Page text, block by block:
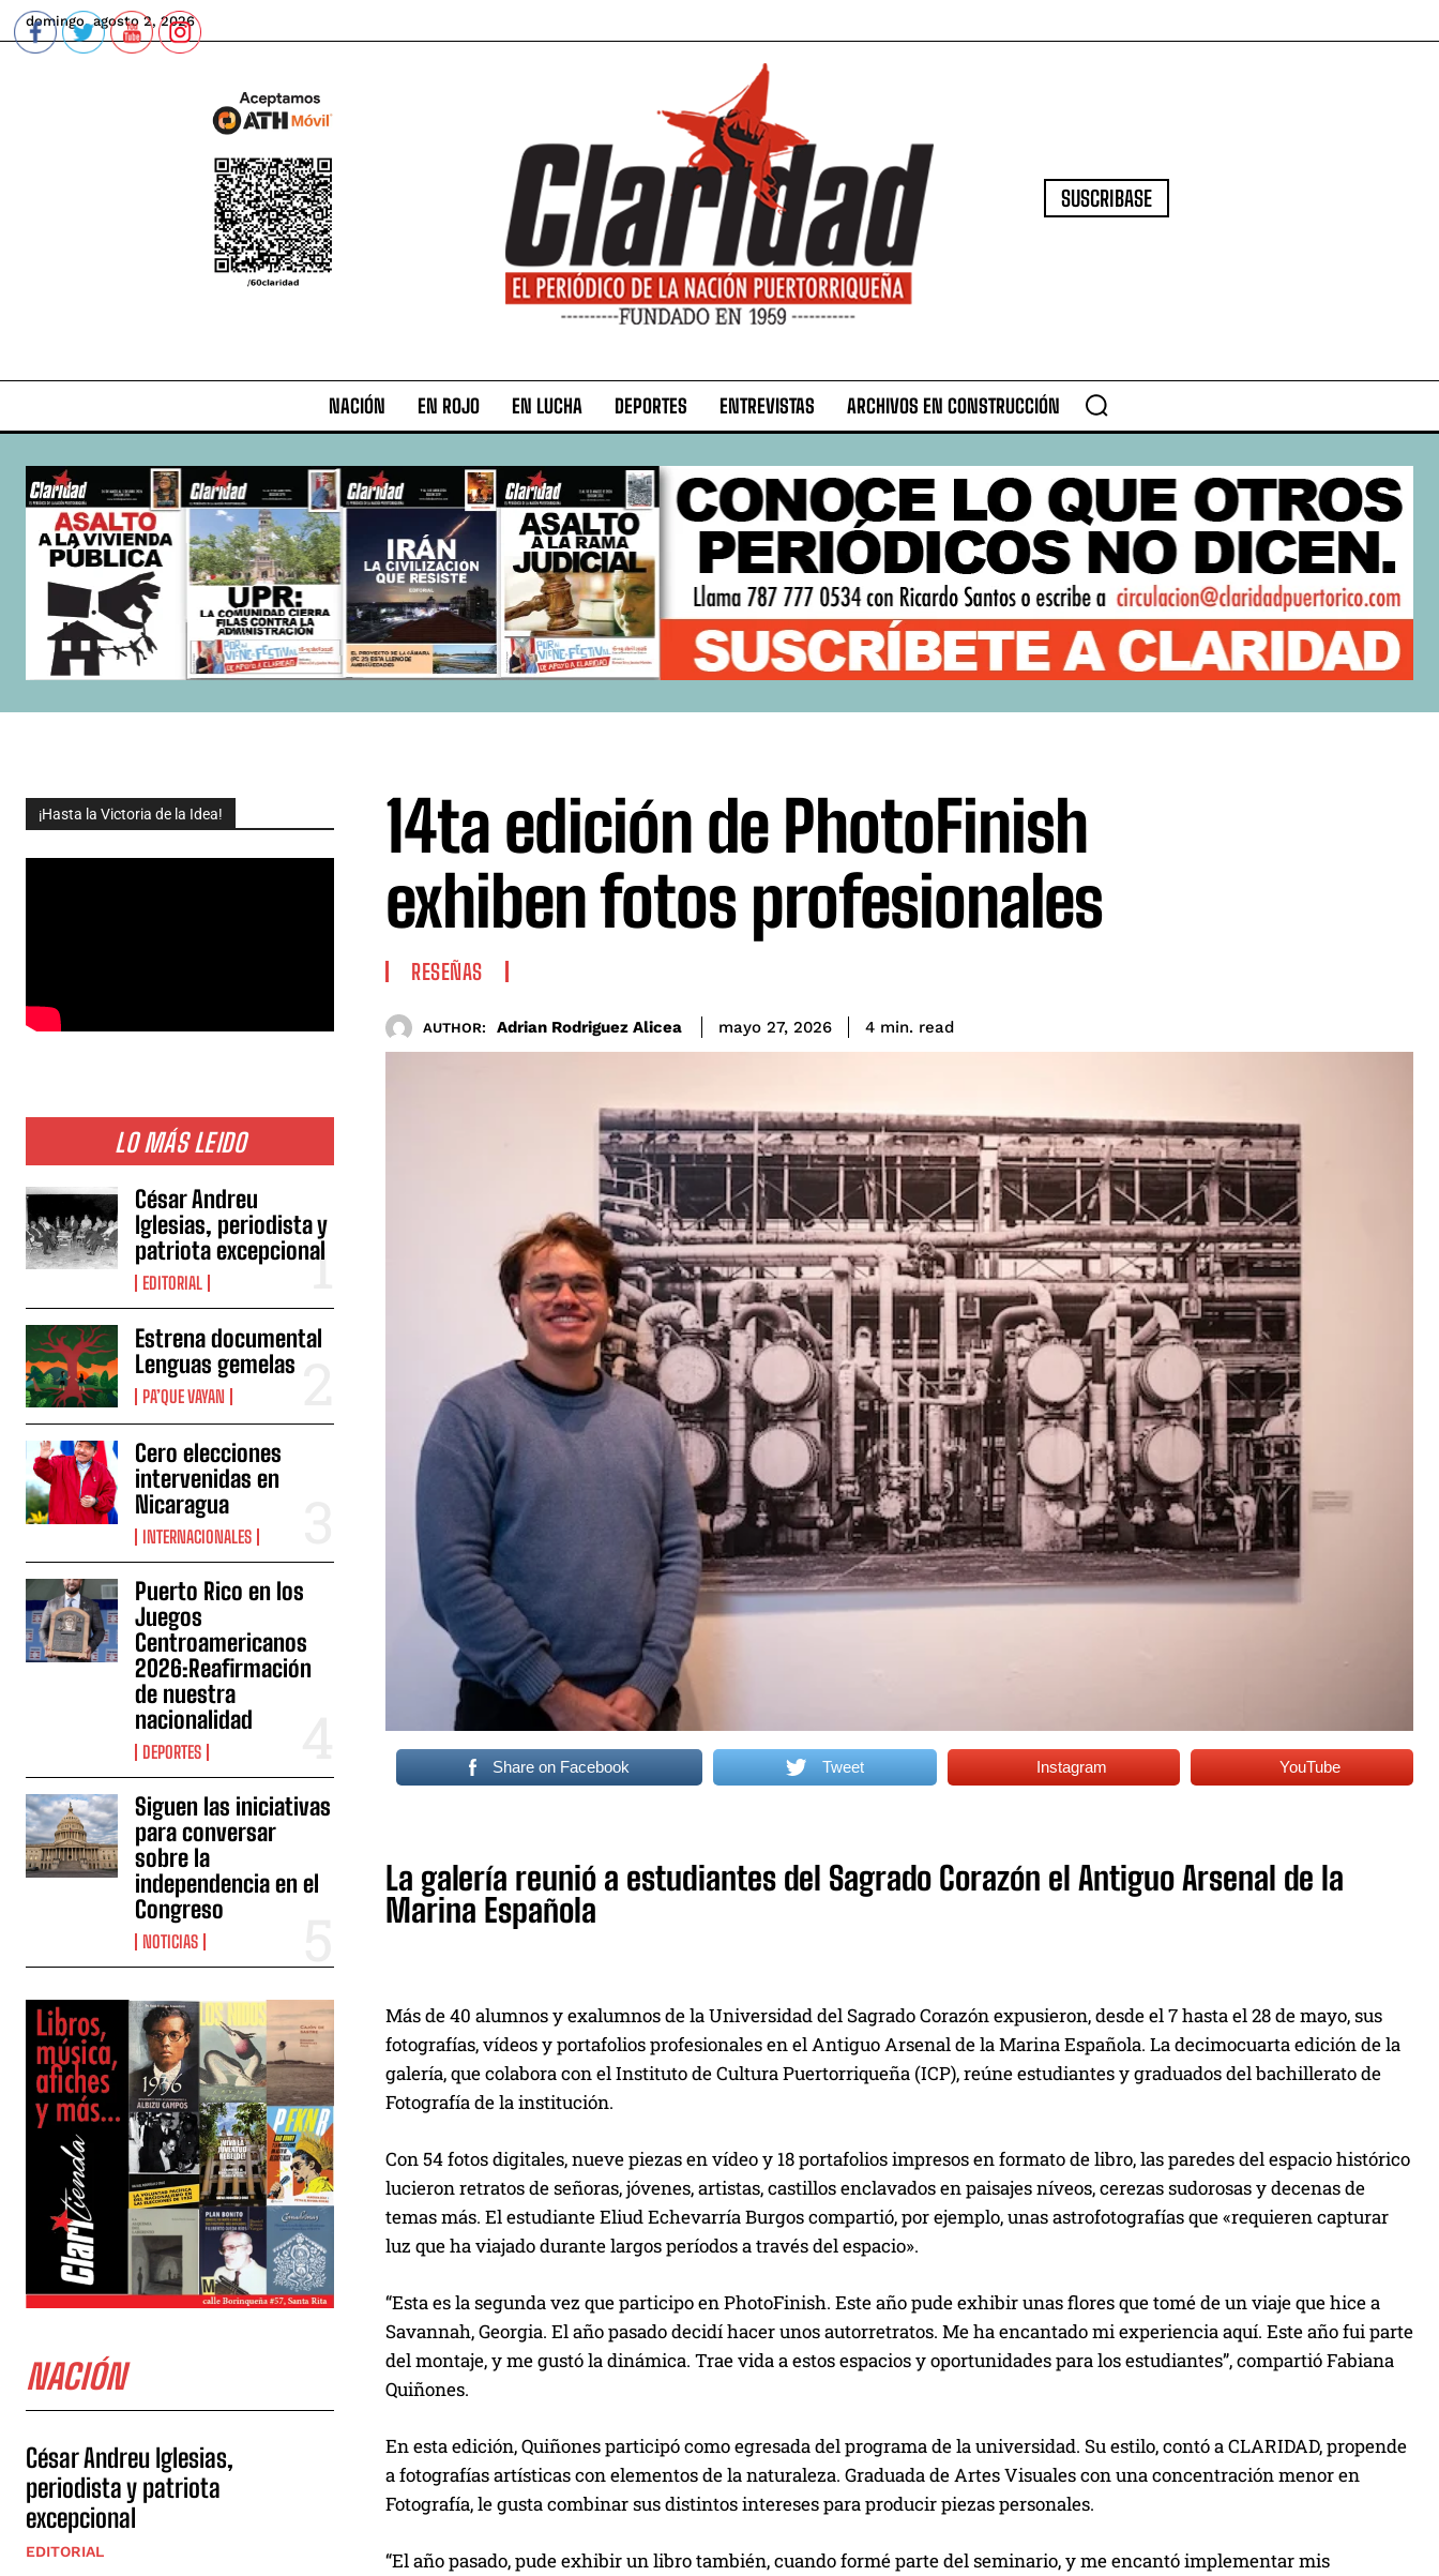
domingo, agosto 2, 2026
SUSCRIBASE
NACIÓN EN ROJO EN LUCHA DEPORTES ENTREVISTAS ARCHIVOS EN CONSTRUCCIÓN
¡Hasta la Victoria de la Idea!
LO MÁS LEIDO
César Andreu
Iglesias, periodista y
patriota excepcional
EDITORIAL
Estrena documental
Lenguas gemelas
PA’QUE VAYAN
Cero elecciones
intervenidas en
Nicaragua
INTERNACIONALES
Puerto Rico en los
Juegos
Centroamericanos
2026:Reafirmación
de nuestra
nacionalidad
DEPORTES
Siguen las iniciativas
para conversar
sobre la
independencia en el
Congreso
NOTICIAS
NACIÓN
César Andreu Iglesias,
periodista y patriota
excepcional
EDITORIAL
14ta edición de PhotoFinish
exhiben fotos profesionales
RESEÑAS
AUTHOR: Adrian Rodriguez Alicea mayo 27, 2026 4 min. read
Share on Facebook Tweet Instagram YouTube
La galería reunió a estudiantes del Sagrado Corazón el Antiguo Arsenal de la
Marina Española
Más de 40 alumnos y exalumnos de la Universidad del Sagrado Corazón expusieron, desde el 7 hasta el 28 de mayo, sus
fotografías, vídeos y portafolios profesionales en el Antiguo Arsenal de la Marina Española. La decimocuarta edición de la
galería, que colabora con el Instituto de Cultura Puertorriqueña (ICP), reúne estudiantes y graduados del bachillerato de
Fotografía de la institución.
Con 54 fotos digitales, nueve piezas en vídeo y 18 portafolios impresos en formato de libro, las paredes del espacio histórico
lucieron retratos de señoras, jóvenes, artistas, castillos enclavados en paisajes níveos, cerezas sudorosas y decenas de
temas más. El estudiante Eliud Echevarría Burgos compartió, por ejemplo, unas astrofotografías que «requieren capturar
luz que ha viajado durante largos períodos a través del espacio».
“Esta es la segunda vez que participo en PhotoFinish. Este año pude exhibir unas flores que tomé de un viaje que hice a
Savannah, Georgia. El año pasado decidí hacer unos autorretratos. Me ha encantado mi experiencia aquí. Este año fui parte
del montaje, y me gustó la dinámica. Trae vida a estos espacios y oportunidades para los estudiantes”, compartió Fabiana
Quiñones.
En esta edición, Quiñones participó como egresada del programa de la universidad. Su estilo, contó a CLARIDAD, propende
a fotografías artísticas con elementos de la naturaleza. Graduada de Artes Visuales con una concentración menor en
Fotografía, le gusta combinar sus distintos intereses para producir piezas personales.
“El año pasado, pude exhibir un libro también, cuando formé parte del seminario, y me encantó implementar mis